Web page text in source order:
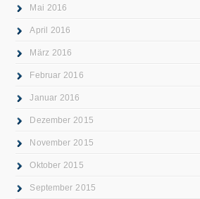
Mai 2016
April 2016
März 2016
Februar 2016
Januar 2016
Dezember 2015
November 2015
Oktober 2015
September 2015